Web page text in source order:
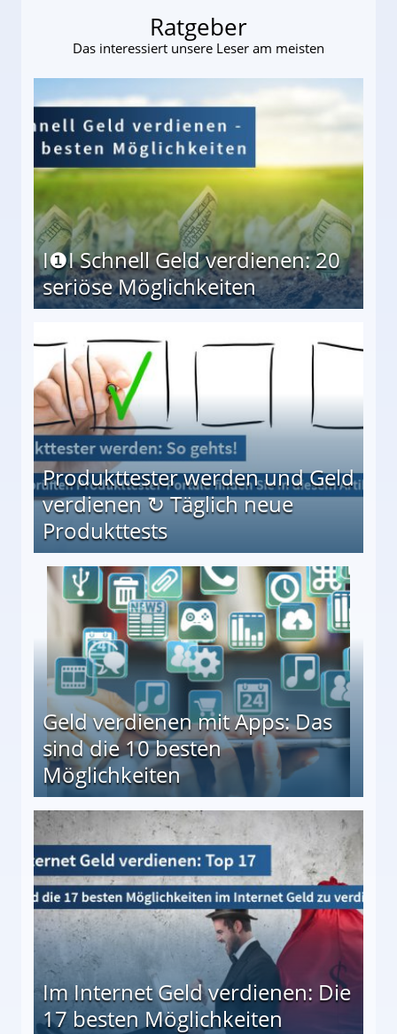
Ratgeber
Das interessiert unsere Leser am meisten
I❶I Schnell Geld verdienen: 20
seriöse Möglichkeiten
Produkttester werden und Geld
verdienen ↻ Täglich neue
Produkttests
↻ Täglich neue Produkttests
Geld verdienen mit Apps: Das
sind die 10 besten
Möglichkeiten
besten Möglichkeiten
Im Internet Geld verdienen: Die
17 besten Möglichkeiten